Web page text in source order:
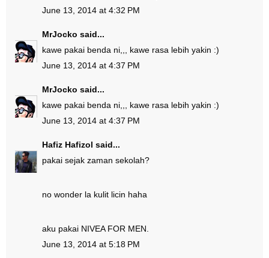
June 13, 2014 at 4:32 PM
MrJocko said...
kawe pakai benda ni,,, kawe rasa lebih yakin :)
June 13, 2014 at 4:37 PM
MrJocko said...
kawe pakai benda ni,,, kawe rasa lebih yakin :)
June 13, 2014 at 4:37 PM
Hafiz Hafizol said...
pakai sejak zaman sekolah?
no wonder la kulit licin haha
aku pakai NIVEA FOR MEN.
June 13, 2014 at 5:18 PM